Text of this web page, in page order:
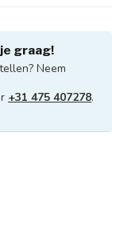
graag!
Neem
+31 475 407278.